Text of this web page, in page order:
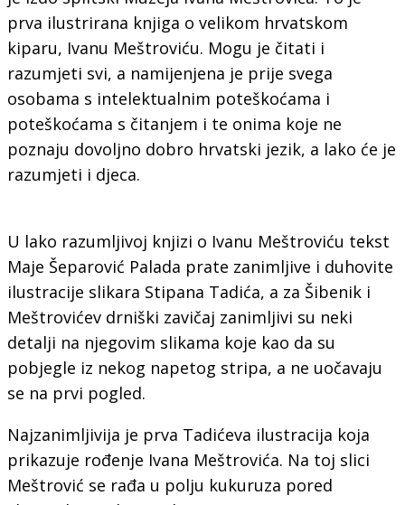
prva ilustrirana knjiga o velikom hrvatskom
kiparu, Ivanu Meštroviću. Mogu je čitati i
razumjeti svi, a namijenjena je prije svega
osobama s intelektualnim poteškoćama i
poteškoćama s čitanjem i te onima koje ne
poznaju dovoljno dobro hrvatski jezik, a lako će je
razumjeti i djeca.
U lako razumljivoj knjizi o Ivanu Meštroviću tekst
Maje Šeparović Palada prate zanimljive i duhovite
ilustracije slikara Stipana Tadića, a za Šibenik i
Meštrovićev drniški zavičaj zanimljivi su neki
detalji na njegovim slikama koje kao da su
pobjegle iz nekog napetog stripa, a ne uočavaju
se na prvi pogled.
Najzanimljivija je prva Tadićeva ilustracija koja
prikazuje rođenje Ivana Meštrovića. Na toj slici
Meštrović se rađa u polju kukuruza pored